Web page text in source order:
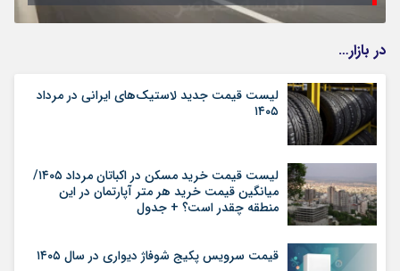
در بازار…
لیست قیمت جدید لاستیک‌های ایرانی در مرداد
۱۴۰۵
لیست قیمت خرید مسکن در اکباتان مرداد ۱۴۰۵/
میانگین قیمت خرید هر متر آپارتمان در این
منطقه چقدر است؟ + جدول
قیمت سرویس پکیج شوفاژ دیواری در سال ۱۴۰۵